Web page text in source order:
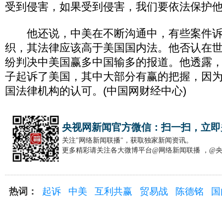
受到侵害，如果受到侵害，我们要依法保护
他还说，中美在不断沟通中，有些案件
织，其法律应该高于美国国内法。他否认在
纷判决中美国赢多中国输多的报道。他透露
子起诉了美国，其中大部分有赢的把握，因
国法律机构的认可。(中国网财经中心)
央视网新闻官方微信：扫一扫，立
关注"网络新闻联播"，获取独家新闻资讯。
更多精彩请关注各大微博平台@网络新闻联播 ，@
热词： 起诉 中美 互利共赢 贸易战 陈德铭